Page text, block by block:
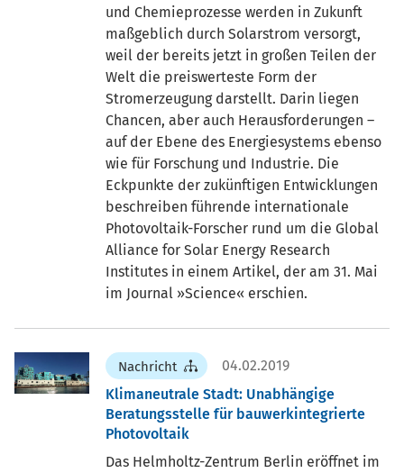
und Chemieprozesse werden in Zukunft
maßgeblich durch Solarstrom versorgt,
weil der bereits jetzt in großen Teilen der
Welt die preiswerteste Form der
Stromerzeugung darstellt. Darin liegen
Chancen, aber auch Herausforderungen –
auf der Ebene des Energiesystems ebenso
wie für Forschung und Industrie. Die
Eckpunkte der zukünftigen Entwicklungen
beschreiben führende internationale
Photovoltaik-Forscher rund um die Global
Alliance for Solar Energy Research
Institutes in einem Artikel, der am 31. Mai
im Journal »Science« erschien.
Nachricht
04.02.2019
Klimaneutrale Stadt: Unabhängige
Beratungsstelle für bauwerkintegrierte
Photovoltaik
Das Helmholtz-Zentrum Berlin eröffnet im